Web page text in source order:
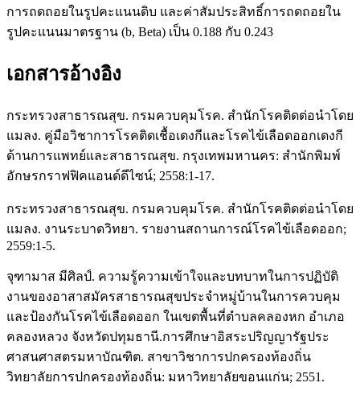
การถดถอยในรูปคะแนนดิบ และค่าสัมประสิทธิ์การถดถอยใน
รูปคะแนนมาตรฐาน (b, Beta) เป็น 0.188 กับ 0.243
เอกสารอ้างอิง
กระทรวงสาธารณสุข. กรมควบคุมโรค. สำนักโรคติดต่อนำโดย
แมลง. คู่มือวิชาการโรคติดเชื้อเดงกีและโรคไข้เลือดออกเดงกี
ด้านการแพทย์และสาธารณสุข. กรุงเทพมหานคร: สำนักพิมพ์
อักษรกราฟฟิคแอนด์ดีไซน์; 2558:1-17.
กระทรวงสาธารณสุข. กรมควบคุมโรค. สำนักโรคติดต่อนำโดย
แมลง. งานระบาดวิทยา. รายงานสถานการณ์โรคไข้เลือดออก;
2559:1-5.
จุฑามาส มีศิลป์. ความรู้ความเข้าใจและบทบาทในการปฏิบัติ
งานของอาสาสมัครสาธารณสุขประจำหมู่บ้านในการควบคุม
และป้องกันโรคไข้เลือดออก ในเขตพื้นที่ตำบลคลองหก อำเภอ
คลองหลวง จังหวัดปทุมธานี.การศึกษาอิสระปริญญารัฐประ
ศาสนศาสตรมหาบัณฑิต. สาขาวิชาการปกครองท้องถิ่น
วิทยาลัยการปกครองท้องถิ่น: มหาวิทยาลัยขอนแก่น; 2551.